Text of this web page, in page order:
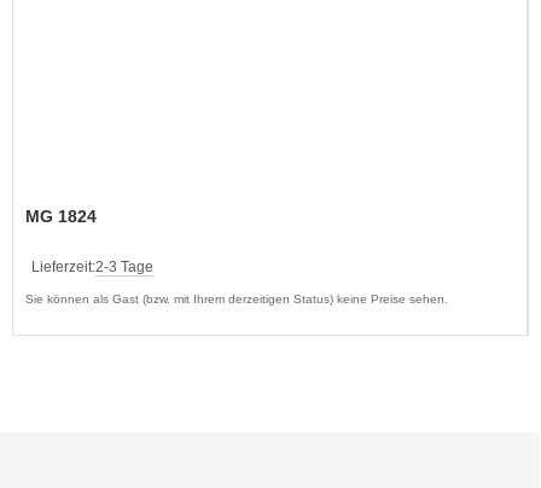
MG 1824
Lieferzeit:2-3 Tage
Sie können als Gast (bzw. mit Ihrem derzeitigen Status) keine Preise sehen.